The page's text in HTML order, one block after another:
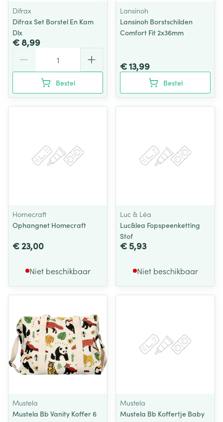
Difrax
Difrax Set Borstel En Kam
Dlx
€ 8,99
Bestel
Lansinoh
Lansinoh Borstschilden
Comfort Fit 2x36mm
€ 13,99
Bestel
Homecraft
Ophangnet Homecraft
€ 23,00
Niet beschikbaar
Luc & Léa
Luc&lea Fopspeenketting
Stof
€ 5,93
Niet beschikbaar
Mustela
Mustela Bb Vanity Koffer 6
Mustela
Mustela Bb Koffertje Baby